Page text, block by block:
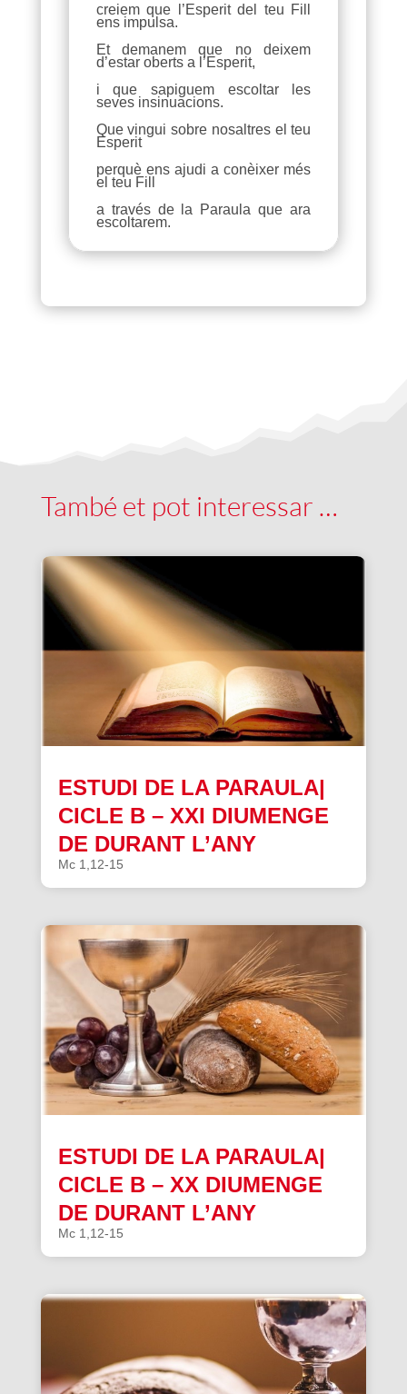
creiem que l’Esperit del teu Fill
ens impulsa.
Et demanem que no deixem
d’estar oberts a l’Esperit,
i que sapiguem escoltar les
seves insinuacions.
Que vingui sobre nosaltres el teu
Esperit
perquè ens ajudi a conèixer més
el teu Fill
a través de la Paraula que ara
escoltarem.
També et pot interessar …
ESTUDI DE LA PARAULA|
CICLE B – XXI DIUMENGE
DE DURANT L’ANY
Mc 1,12-15
ESTUDI DE LA PARAULA|
CICLE B – XX DIUMENGE
DE DURANT L’ANY
Mc 1,12-15